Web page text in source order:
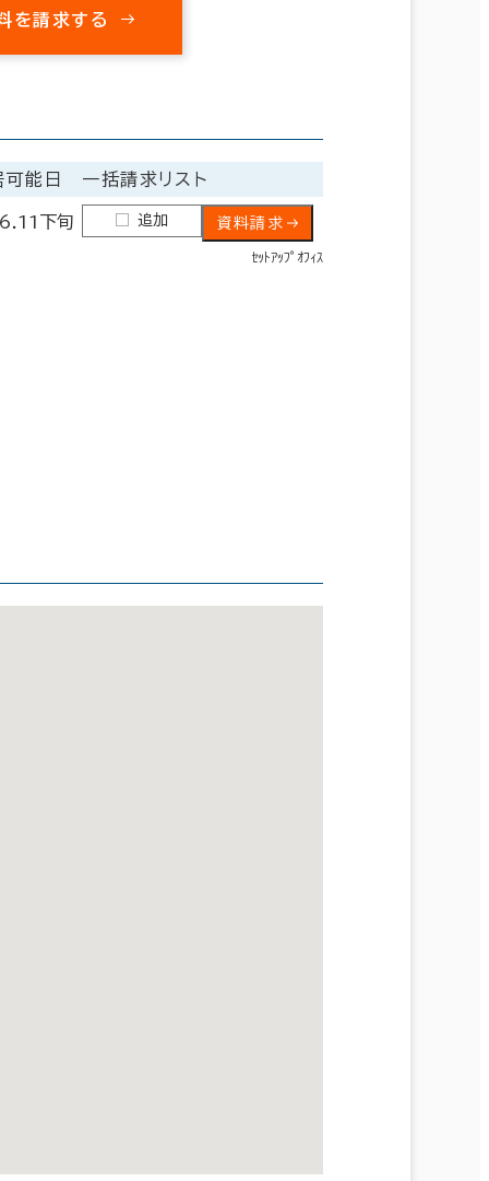
を請求する
可能日 一括請求リスト
下旬 追加 資料請求
ｾｯﾄｱｯﾌﾟｵﾌｨｽ